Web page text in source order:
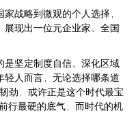
战略到微观的个人选择，
现出一位元企业家、全国
坚定制度自信、深化区域
人而言，无论选择哪条道
劲，或许正是这个时代最宝
行最硬的底气，而时代的机